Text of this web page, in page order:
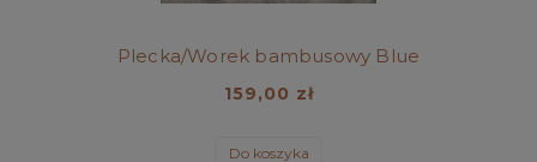
Plecka/Worek bambusowy Blue
159,00 zł
Do koszyka